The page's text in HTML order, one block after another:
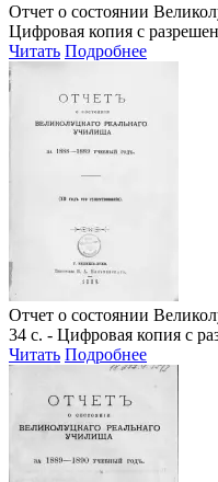
Отчет о состоянии
Цифровая копия с
Читать Подробнее
Отчет о состоянии
34 с. - Цифровая копия с
Читать Подробнее